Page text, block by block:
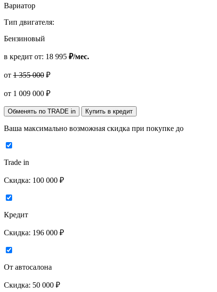
Вариатор
Тип двигателя:
Бензиновый
в кредит от: 18 995 ₽/мес.
от 1 355 000 ₽
от 1 009 000 ₽
Обменять по TRADE in Купить в кредит
Ваша максимально возможная скидка при покупке до
Trade in
Скидка: 100 000 ₽
Кредит
Скидка: 196 000 ₽
От автосалона
Скидка: 50 000 ₽